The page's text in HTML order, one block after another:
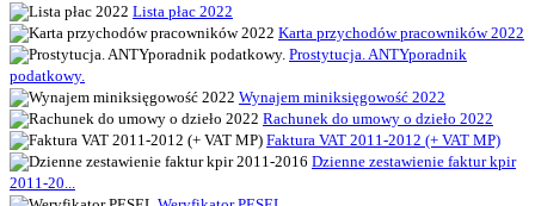
Lista płac 2022
Karta przychodów pracowników 2022
Prostytucja. ANTYporadnik
podatkowy.
Wynajem miniksięgowość 2022
Rachunek do umowy o dzieło 2022
Faktura VAT 2011-2012 (+ VAT MP)
Dzienne zestawienie faktur kpir
2011-20...